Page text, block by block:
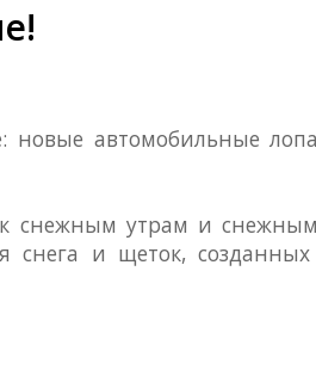
новые автомобильные
снежным утрам и
и щеток,